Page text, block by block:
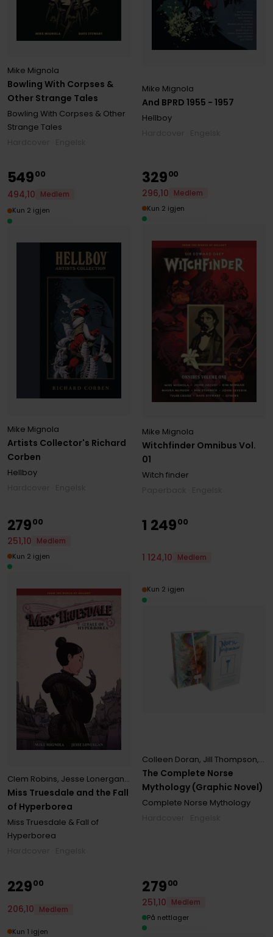
Bowling With Corpses &
Other Strange Tales
Mike Mignola
Bowling With Corpses & Other
Strange Tales
And BPRD 1955 - 1957
Mike Mignola
Hellboy
Artists Collector's Richard
Corben
Mike Mignola
Hellboy
54900
494,10
Medlem
Kun 2 igjen
Witchfinder Omnibus Vol.
01
Mike Mignola
Witch finder
32900
296,10
Medlem
Kun 2 igjen
Miss Truesdale and the Fall
of Hyperborea
Clem Robins, Jesse Lonergan,Mike Mignola
Miss Truesdale & Fall of
Hyperborea
27900
251,10
Medlem
Kun 2 igjen
The Complete Norse
Mythology (Graphic Novel)
Colleen Doran, Jill Thompson,
Complete Norse Mythology
1 24900
1 124,10 Medlem
Kun 2 igjen
22900
206,10 Medlem
Kun 1 igjen
27900
251,10
Medlem
På nettlager